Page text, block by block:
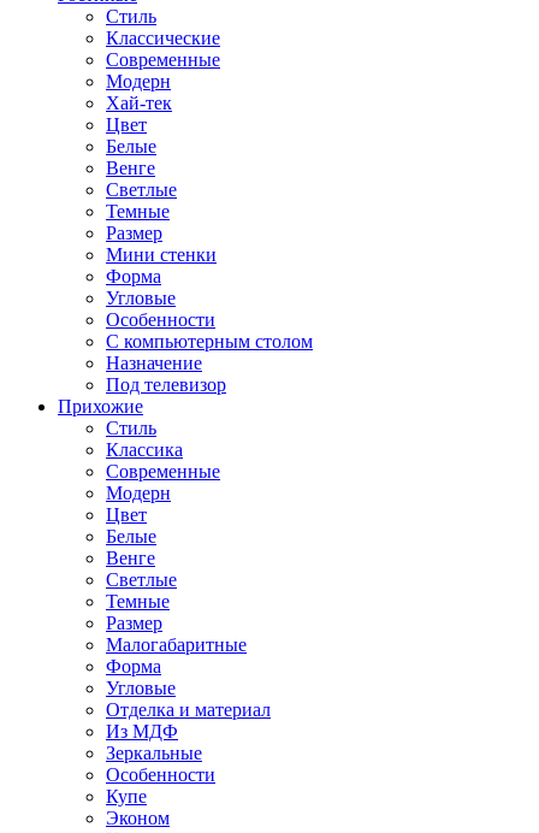
Стиль
Классические
Современные
Модерн
Хай-тек
Цвет
Белые
Венге
Светлые
Темные
Размер
Мини стенки
Форма
Угловые
Особенности
С компьютерным столом
Назначение
Под телевизор
Прихожие
Стиль
Классика
Современные
Модерн
Цвет
Белые
Венге
Светлые
Темные
Размер
Малогабаритные
Форма
Угловые
Отделка и материал
Из МДФ
Зеркальные
Особенности
Купе
Эконом